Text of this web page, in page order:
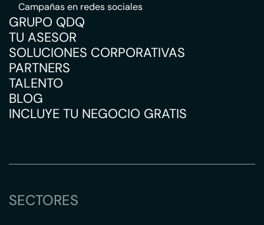
Campañas en redes sociales
GRUPO QDQ
TU ASESOR
SOLUCIONES CORPORATIVAS
PARTNERS
TALENTO
BLOG
INCLUYE TU NEGOCIO GRATIS
SECTORES